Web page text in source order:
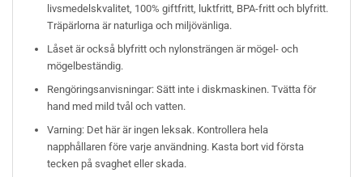
livsmedelskvalitet, 100% giftfritt, luktfritt, BPA-fritt och blyfritt.
Träpärlorna är naturliga och miljövänliga.
Låset är också blyfritt och nylonsträngen är mögel- och
mögelbeständig.
Rengöringsanvisningar: Sätt inte i diskmaskinen. Tvätta för
hand med mild tvål och vatten.
Varning: Det här är ingen leksak. Kontrollera hela
napphållaren före varje användning. Kasta bort vid första
tecken på svaghet eller skada.